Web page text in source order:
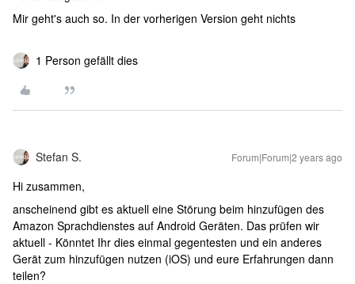
Mir geht's auch so. In der vorherigen Version geht nichts
1 Person gefällt dies
Stefan S. Forum|Forum|2 years ago
Hi zusammen,
anscheinend gibt es aktuell eine Störung beim hinzufügen des
Amazon Sprachdienstes auf Android Geräten. Das prüfen wir
aktuell - Könntet Ihr dies einmal gegentesten und ein anderes
Gerät zum hinzufügen nutzen (iOS) und eure Erfahrungen dann
teilen?